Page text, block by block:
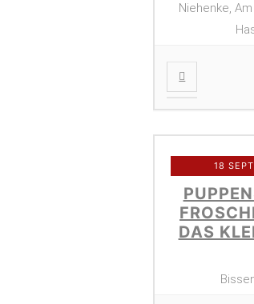
Niehenke,
18
DAS